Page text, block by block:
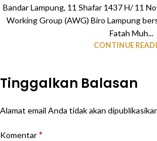
Bandar Lampung, 11 Shafar 1437 H/ 11
Working Group (AWG) Biro Lampung
Fatah Muh...
CONTINUE
Tinggalkan Balasan
Alamat email Anda tidak akan
Komentar*